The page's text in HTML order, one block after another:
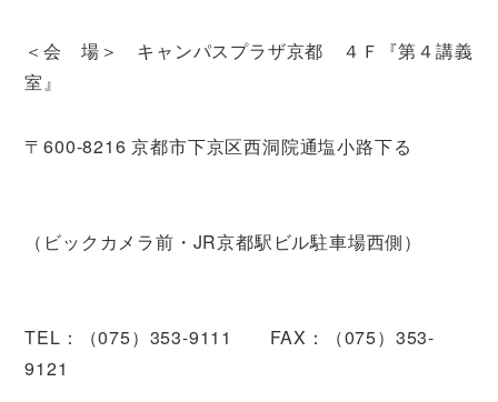
＜会 場＞ キャンパスプラザ京都 ４Ｆ『第４講義
室』
〒600-8216 京都市下京区西洞院通塩小路下る
（ビックカメラ前・JR京都駅ビル駐車場西側）
TEL：（075）353-9111 FAX：（075）353-
9121